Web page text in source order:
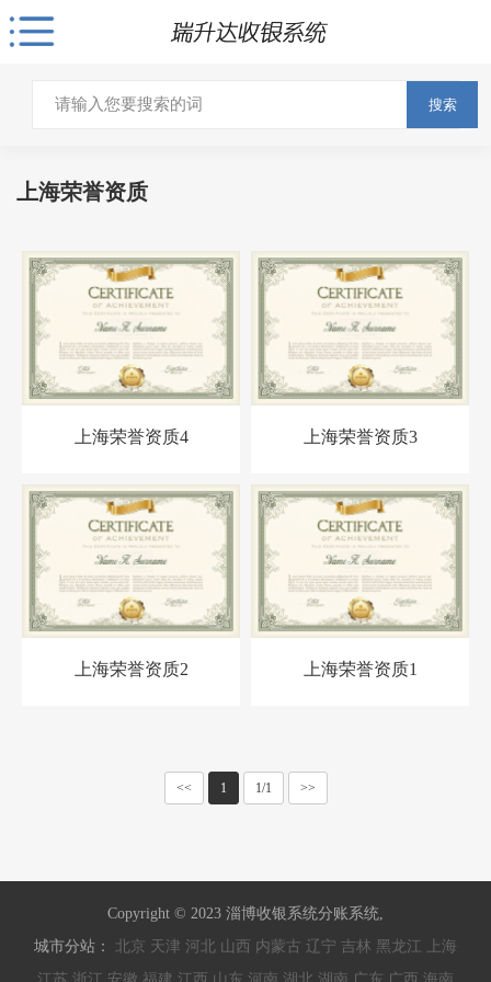
搜索
上海荣誉资质
上海荣誉资质4 上海荣誉资质3
上海荣誉资质2 上海荣誉资质1
<< 1 1/1 >>
Copyright © 2023 淄博收银系统分账系统,
城市分站： 北京 天津 河北 山西 内蒙古 辽宁 吉林 黑龙江
上海